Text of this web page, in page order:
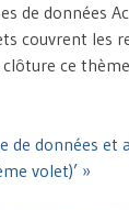
de données
couvrent les
ce
de données
volet)’ »